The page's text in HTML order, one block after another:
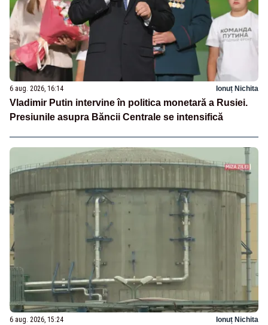
6 aug. 2026, 16:14 Ionuț Nichita
Vladimir Putin intervine în politica monetară a Rusiei.
Presiunile asupra Băncii Centrale se intensifică
6 aug. 2026, 15:24 Ionuț Nichita